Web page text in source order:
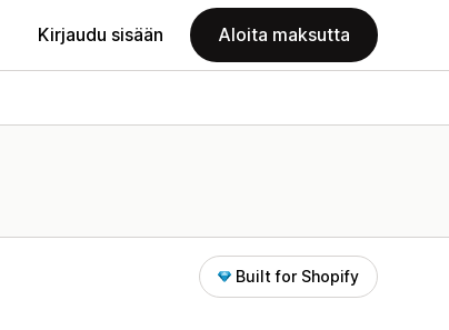
Kirjaudu sisään Aloita maksutta
Built for Shopify